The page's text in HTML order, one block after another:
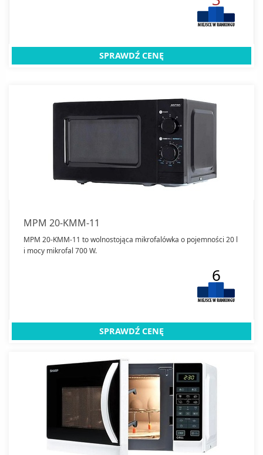
SPRAWDŹ CENĘ
MPM 20-KMM-11
MPM 20-KMM-11 to wolnostojąca mikrofalówka o pojemności 20 l
i mocy mikrofal 700 W.
6
SPRAWDŹ CENĘ